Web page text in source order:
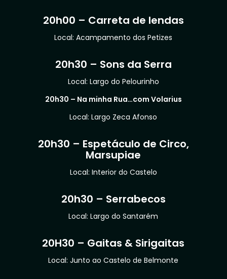
20h00 – Carreta de lendas
Local: Acampamento dos Petizes
20h30 – Sons da Serra
Local: Largo do Pelourinho
20h30 – Na minha Rua…com Volarius
Local: Largo Zeca Afonso
20h30 – Espetáculo de Circo,
Marsupiae
Local: Interior do Castelo
20h30 – Serrabecos
Local: Largo do Santarém
20H30 – Gaitas & Sirigaitas
Local: Junto ao Castelo de Belmonte